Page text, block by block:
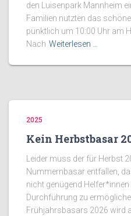
den Luisenpark Mannheim
Familien nutzten das
pünktlich um 10:00 Uhr am
Nach Weiterlesen …
2025
Kein Herbstbasar
Leider muss der für Herbst
Nummernbasar entfallen,
nicht genügend
Durchführung zu
Frühjahrsbasars 2026 wird